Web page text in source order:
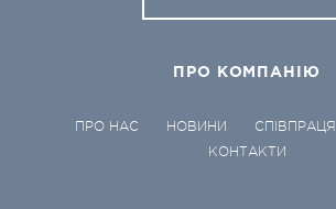
ПРО КОМПАНІЮ
ПРО НАС НОВИНИ СПІВПРАЦЯ
КОНТАКТИ